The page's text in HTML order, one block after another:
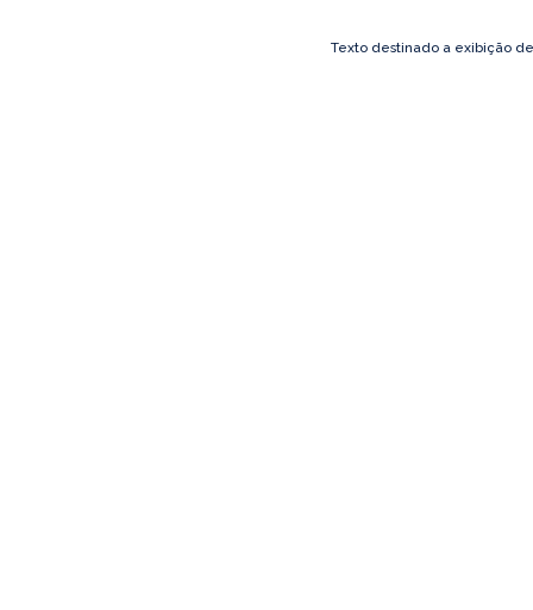
Texto destinado a exibição